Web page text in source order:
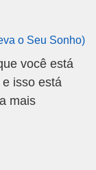
o Seu Sonho)
você está
isso está
mais